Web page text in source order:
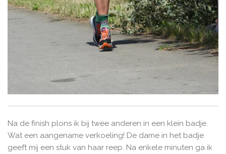
Na de finish plons ik bij twee anderen in een klein badje.
Wat een aangename verkoeling! De dame in het badje
geeft mij een stuk van haar reep. Na enkele minuten ga ik